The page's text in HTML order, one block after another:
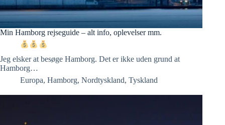
Min Hamborg rejseguide – alt info, oplevelser mm.
Jeg elsker at besøge Hamborg. Det er ikke uden grund at
Hamborg…
Europa, Hamborg, Nordtyskland, Tyskland